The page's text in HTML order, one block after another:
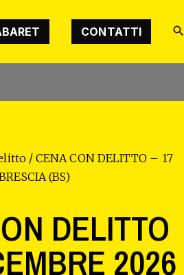
CONTATTI
/ CENA CON DELITTO – 17
(BS)
DELITTO
2026